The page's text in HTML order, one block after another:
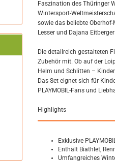
Faszination des Thüringer
Wintersport-
sowie das beliebte
Lesser und Dajana
Die detailreich gestalteten
Zubehör mit. Ob auf der
Helm und Schlitten –
Das Set eignet sich für
PLAYMOBIL-Fans und
Highlights
Exklusive
Enthält Biathlet,
Umfangreiches